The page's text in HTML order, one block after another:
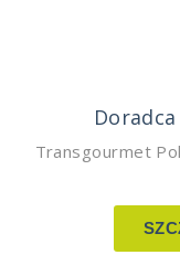
Transgourmet